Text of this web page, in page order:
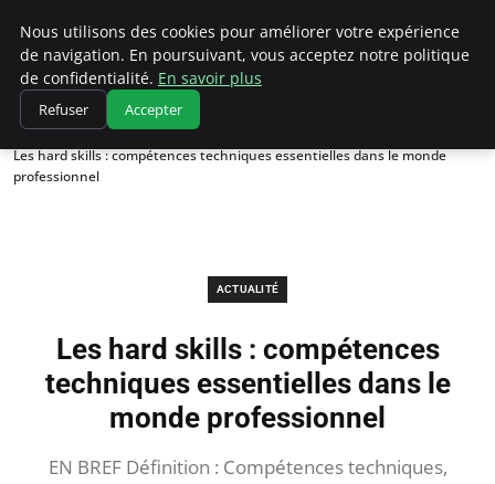
Chasseur De Tête
Accueil
Actualité
Les hard skills : compétences techniques essentielles dans le monde
professionnel
ACTUALITÉ
Les hard skills : compétences
techniques essentielles dans le
monde professionnel
EN BREF Définition : Compétences techniques,
Nous utilisons des cookies pour améliorer votre expérience
de navigation. En poursuivant, vous acceptez notre politique
de confidentialité. En savoir plus
Refuser Accepter